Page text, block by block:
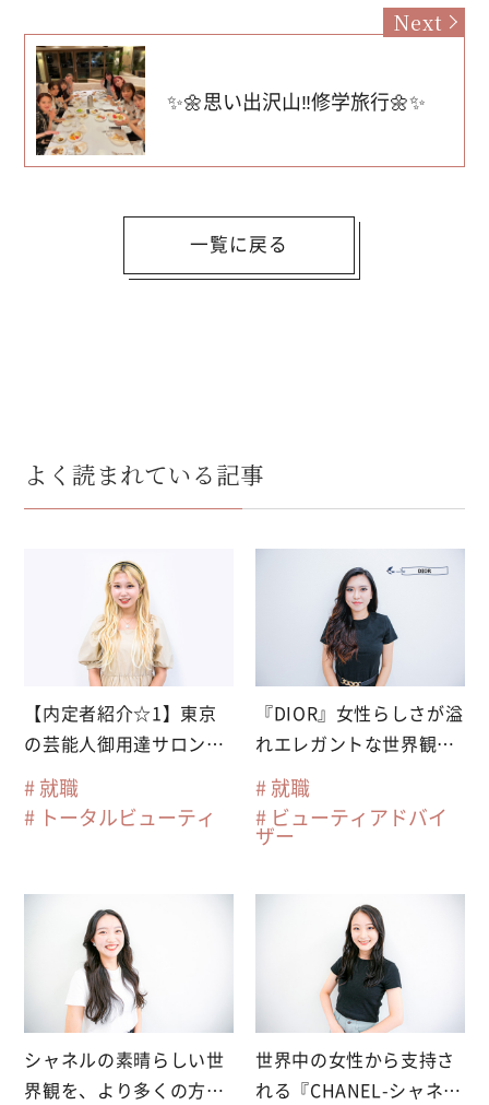
Next
✨🌼思い出沢山‼️修学旅行🌼✨
一覧に戻る
よく読まれている記事
【内定者紹介☆1】東京
の芸能人御用達サロン
『SHIMA』に内定！
就職
トータルビューティ
『DIOR』女性らしさが溢
れエレガントな世界観を
体現するブランドに内定
就職
ビューティアドバイ
ザー
シャネルの素晴らしい世
界観を、より多くの方に
世界中の女性から支持さ
れる『CHANEL-シャネ